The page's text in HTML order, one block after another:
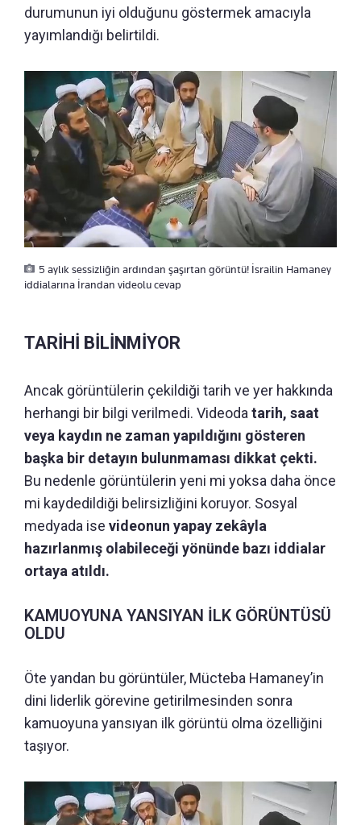
durumunun iyi olduğunu göstermek amacıyla
yayımlandığı belirtildi.
5 aylık sessizliğin ardından şaşırtan görüntü! İsrailin Hamaney
iddialarına İrandan videolu cevap
TARİHİ BİLİNMİYOR
Ancak görüntülerin çekildiği tarih ve yer hakkında
herhangi bir bilgi verilmedi. Videoda tarih, saat
veya kaydın ne zaman yapıldığını gösteren
başka bir detayın bulunmaması dikkat çekti.
Bu nedenle görüntülerin yeni mi yoksa daha önce
mi kaydedildiği belirsizliğini koruyor. Sosyal
medyada ise videonun yapay zekâyla
hazırlanmış olabileceği yönünde bazı iddialar
ortaya atıldı.
KAMUOYUNA YANSIYAN İLK GÖRÜNTÜSÜ
OLDU
Öte yandan bu görüntüler, Mücteba Hamaney’in
dini liderlik görevine getirilmesinden sonra
kamuoyuna yansıyan ilk görüntü olma özelliğini
taşıyor.